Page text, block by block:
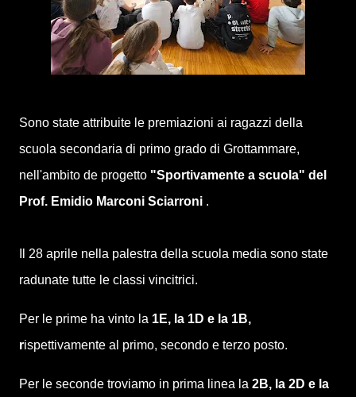
Sono state attribuite le premiazioni ai ragazzi della
scuola secondaria di primo grado di Grottammare,
nell'ambito de progetto "Sportivamente a scuola" del
Prof. Emidio Marconi Sciarroni .
Il 28 aprile nella palestra della scuola media sono state
radunate tutte le classi vincitrici.
Per le prime ha vinto la 1E, la 1D e la 1B,
rispettivamente al primo, secondo e terzo posto.
Per le seconde troviamo in prima linea la 2B, la 2D e la